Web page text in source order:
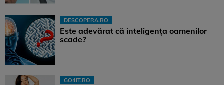
DESCOPERA.RO
Este adevărat că inteligența oamenilor
scade?
GO4IT.RO